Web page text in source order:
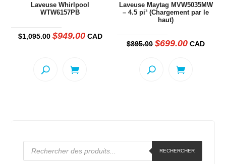
Laveuse Whirlpool
WTW6157PB
$1,095.00 Le
prix
$949.00Le
prix
CAD
Laveuse Maytag MVW5035MW
– 4.5 pi³ (Chargement par le
haut)
$895.00 Le
prix
$895.00.
$699.00Le
prix
CAD
RECHERCHER